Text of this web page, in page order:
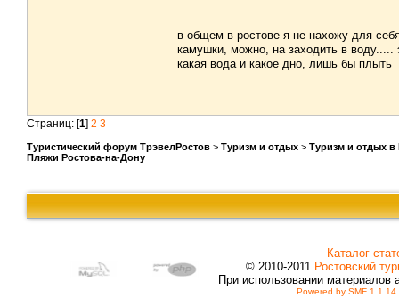
в общем в ростове я не нахожу для
камушки, можно, на заходить в воду.....
какая вода и какое дно, лишь бы плыть
Страниц: [1] 2 3
Туристический форум ТрэвелРостов > Туризм и отдых > Туризм и отдых в
Пляжи Ростова-на-Дону
Каталог
© 2010-2011 Ростовский
При использовании материалов
Powered by SMF 1.1.14